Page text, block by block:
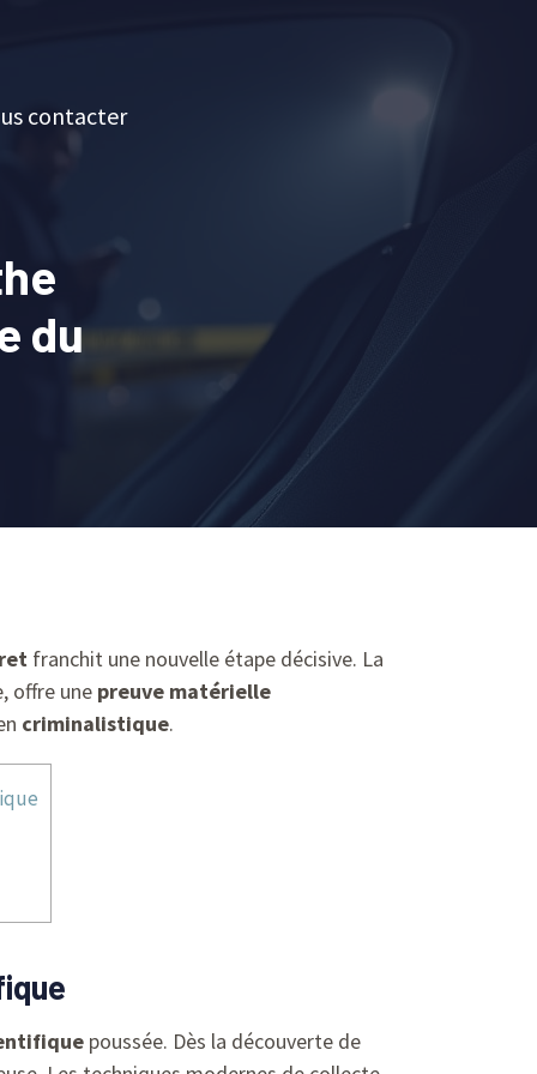
contacter
du
franchit une nouvelle étape décisive. La
offre une preuve matérielle
criminalistique.
poussée. Dès la découverte de